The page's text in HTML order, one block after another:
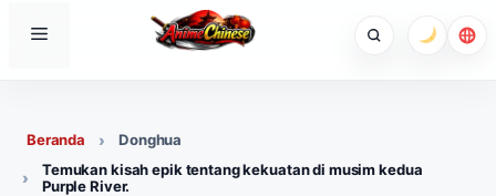
Menu
Beranda
Donghua
Temukan kisah epik tentang kekuatan di musim kedua
Purple River.